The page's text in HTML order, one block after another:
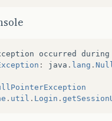
occurred
during
: java . lang .
. util . Login .